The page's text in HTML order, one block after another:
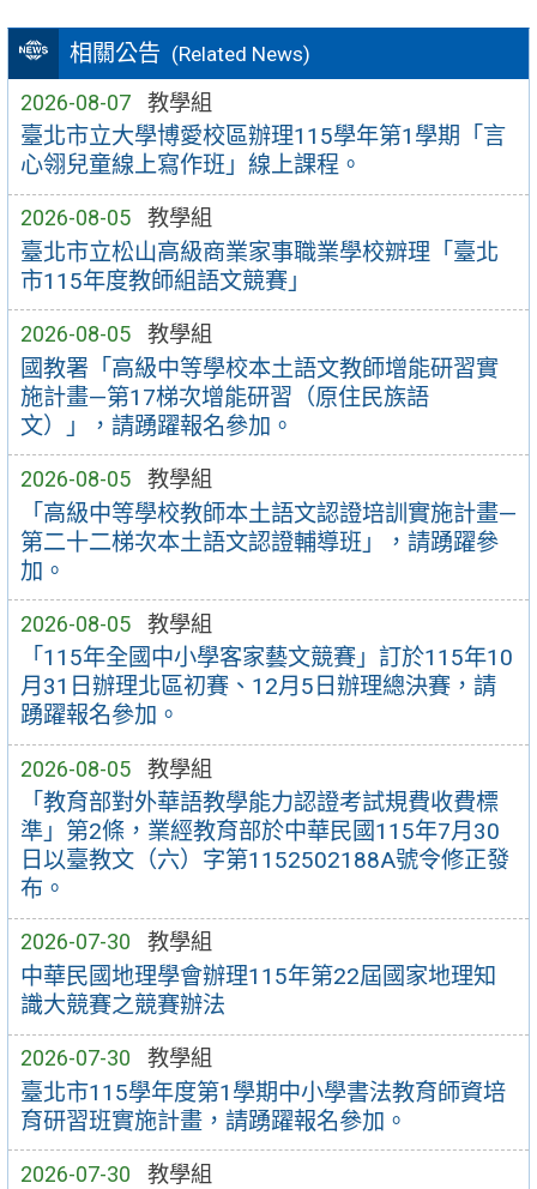
相關公告 (Related News)
2026-08-07 教學組
臺北市立大學博愛校區辦理115學年第1學期「言
心翎兒童線上寫作班」線上課程。
2026-08-05 教學組
臺北市立松山高級商業家事職業學校辧理「臺北
市115年度教師組語文競賽」
2026-08-05 教學組
國教署「高級中等學校本土語文教師增能研習實
施計畫—第17梯次增能研習（原住民族語
文）」，請踴躍報名參加。
2026-08-05 教學組
「高級中等學校教師本土語文認證培訓實施計畫—
第二十二梯次本土語文認證輔導班」，請踴躍參
加。
2026-08-05 教學組
「115年全國中小學客家藝文競賽」訂於115年10
月31日辦理北區初賽、12月5日辦理總決賽，請
踴躍報名參加。
2026-08-05 教學組
「教育部對外華語教學能力認證考試規費收費標
準」第2條，業經教育部於中華民國115年7月30
日以臺教文（六）字第1152502188A號令修正發
布。
2026-07-30 教學組
中華民國地理學會辦理115年第22屆國家地理知
識大競賽之競賽辦法
2026-07-30 教學組
臺北市115學年度第1學期中小學書法教育師資培
育研習班實施計畫，請踴躍報名參加。
2026-07-30 教學組